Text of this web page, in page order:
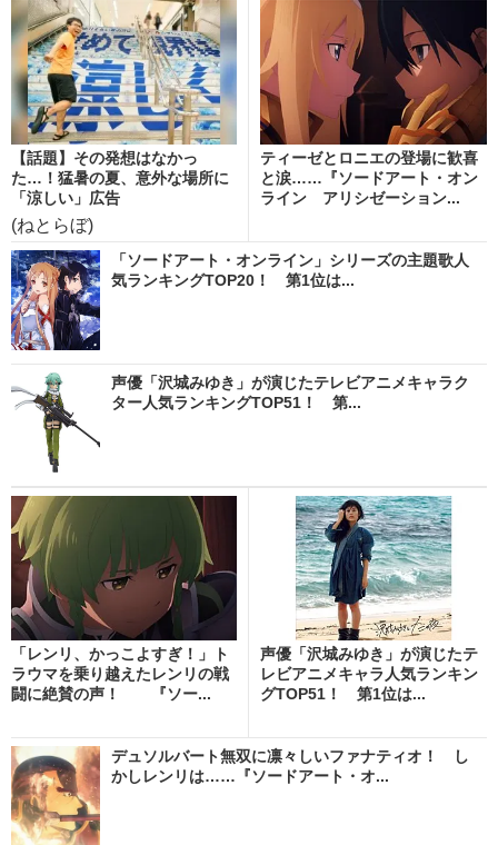
【話題】その発想はなかっ
た…！猛暑の夏、意外な場所に
「涼しい」広告
(ねとらぼ)
ティーゼとロニエの登場に歓喜
と涙……『ソードアート・オン
ライン アリシゼーション...
「ソードアート・オンライン」シリーズの主題歌人
気ランキングTOP20！ 第1位は...
声優「沢城みゆき」が演じたテレビアニメキャラク
ター人気ランキングTOP51！ 第...
「レンリ、かっこよすぎ！」ト
ラウマを乗り越えたレンリの戦
闘に絶賛の声！ 『ソー...
声優「沢城みゆき」が演じたテ
レビアニメキャラ人気ランキン
グTOP51！ 第1位は...
デュソルバート無双に凛々しいファナティオ！ し
かしレンリは……『ソードアート・オ...